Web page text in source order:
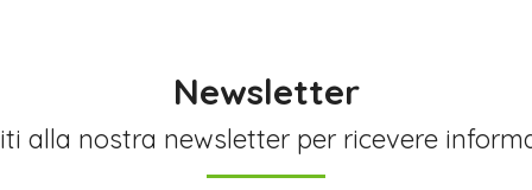
Newsletter
alla nostra newsletter per ricevere